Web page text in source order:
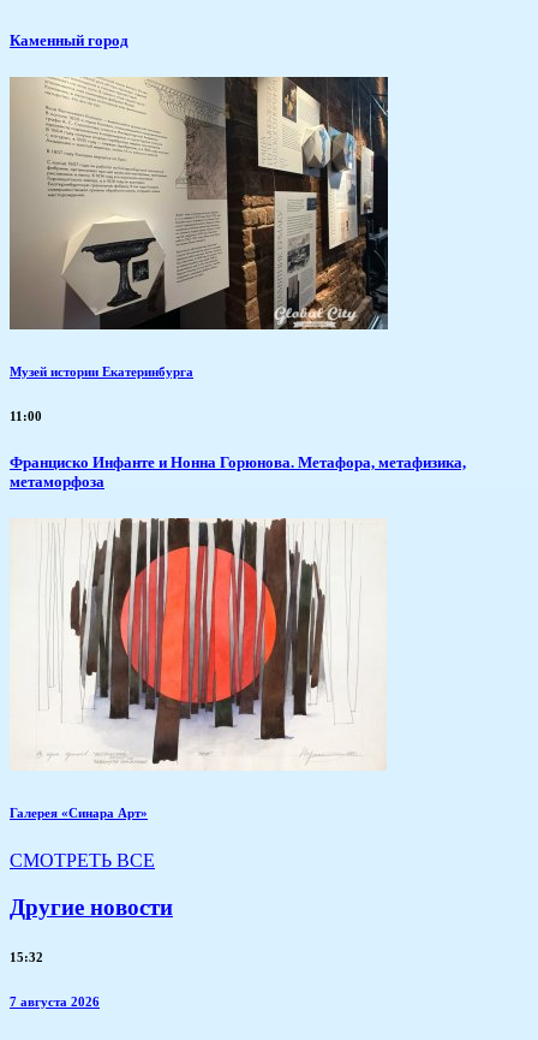
Каменный город
Музей истории Екатеринбурга
11:00
Франциско Инфанте и Нонна Горюнова. Метафора, метафизика,
метаморфоза
Галерея «Синара Арт»
СМОТРЕТЬ ВСЕ
Другие новости
15:32
7 августа 2026